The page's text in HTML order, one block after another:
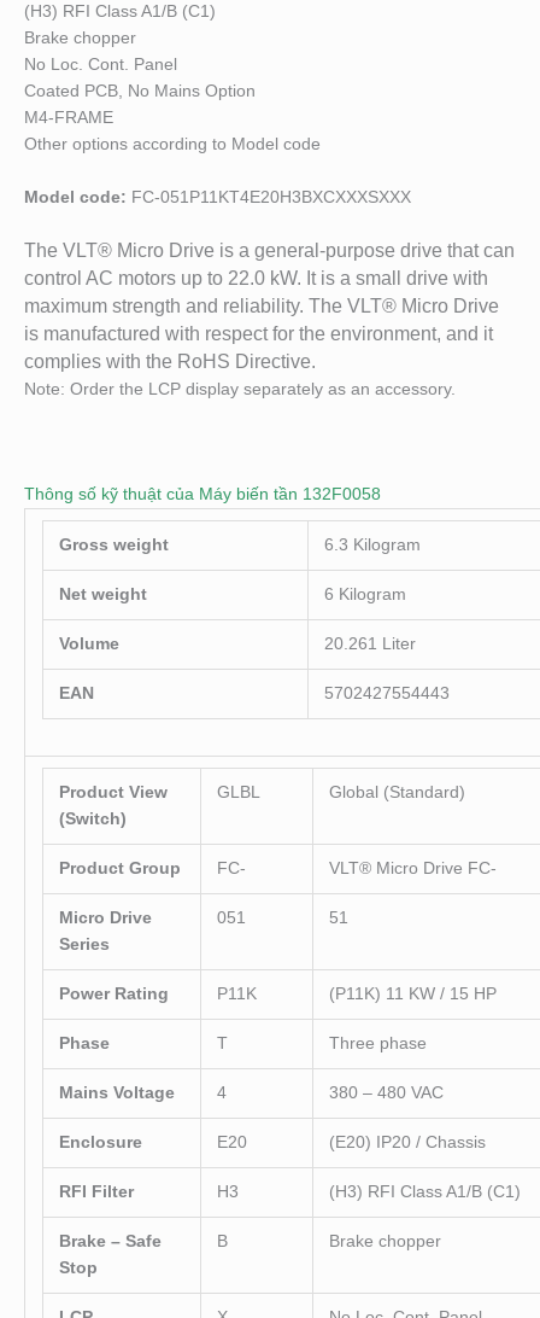
(H3) RFI Class A1/B (C1)
Brake chopper
No Loc. Cont. Panel
Coated PCB, No Mains Option
M4-FRAME
Other options according to Model code
Model code: FC-051P11KT4E20H3BXCXXXSXXX
The VLT® Micro Drive is a general-purpose drive that can
control AC motors up to 22.0 kW. It is a small drive with
maximum strength and reliability. The VLT® Micro Drive
is manufactured with respect for the environment, and it
complies with the RoHS Directive.
Note: Order the LCP display separately as an accessory.
Thông số kỹ thuật của Máy biến tần 132F0058
Gross weight 6.3 Kilogram
Net weight 6 Kilogram
Volume 20.261 Liter
EAN 5702427554443
Product View
(Switch)
GLBL Global (Standard)
Product Group FC- VLT® Micro Drive FC-
Micro Drive
Series
051 51
Power Rating P11K (P11K) 11 KW / 15 HP
Phase T Three phase
Mains Voltage 4 380 – 480 VAC
Enclosure E20 (E20) IP20 / Chassis
RFI Filter H3 (H3) RFI Class A1/B (C1)
Brake – Safe
Stop
B Brake chopper